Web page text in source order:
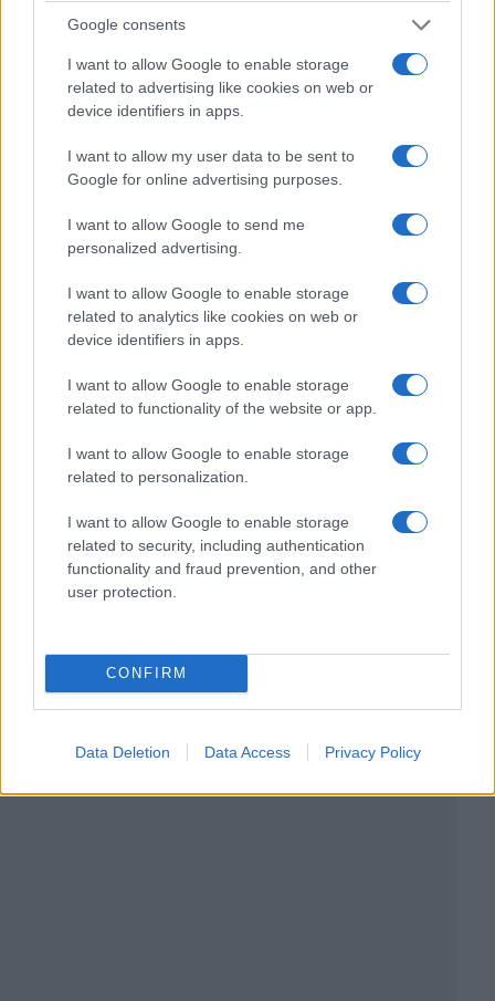
Google consents
I want to allow Google to enable storage
related to advertising like cookies on web or
device identifiers in apps.
I want to allow my user data to be sent to
Google for online advertising purposes.
I want to allow Google to send me
personalized advertising.
I want to allow Google to enable storage
related to analytics like cookies on web or
device identifiers in apps.
I want to allow Google to enable storage
related to functionality of the website or app.
I want to allow Google to enable storage
related to personalization.
I want to allow Google to enable storage
related to security, including authentication
functionality and fraud prevention, and other
user protection.
CONFIRM
Data Deletion Data Access Privacy Policy